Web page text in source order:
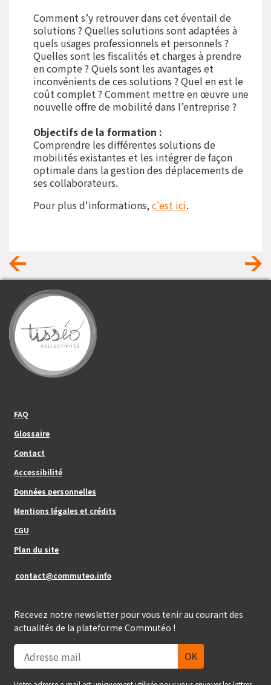
Comment s’y retrouver dans cet éventail de
solutions ? Quelles solutions sont adaptées à
quels usages professionnels et personnels ?
Quelles sont les fiscalités et charges à prendre
en compte ? Quels sont les avantages et
inconvénients de ces solutions ? Quel en est le
coût complet ? Comment mettre en œuvre une
nouvelle offre de mobilité dans l’entreprise ?
Objectifs de la formation :
Comprendre les différentes solutions de
mobilités existantes et les intégrer de façon
optimale dans la gestion des déplacements de
ses collaborateurs.
Pour plus d'informations,c'est ici.
FAQ
Glossaire
Contact
Footer_center
Accessibilité
Données personnelles
Mentions légales et crédits
CGU
Plan du site
contact@commuteo.info
Recevez notre newsletter pour vous tenir au courant des
actualités de la plateforme Commutéo !